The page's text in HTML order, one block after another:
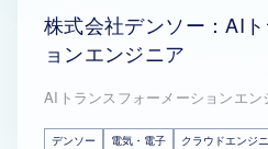
株式会社デンソー：AI
ョンエンジニア
AIトランスフォーメーションエン
デンソー 電気・電子 クラウドエンジ